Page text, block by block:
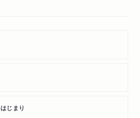
じまり